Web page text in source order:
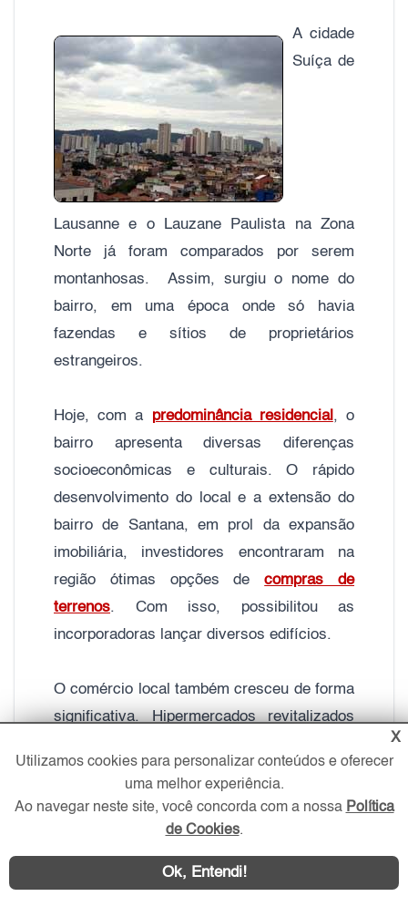
A cidade
Suíça de
Lausanne e o Lauzane Paulista na Zona
Norte já foram comparados por serem
montanhosas. Assim, surgiu o nome do
bairro, em uma época onde só havia
fazendas e sítios de proprietários
estrangeiros.
Hoje, com a predominância residencial , o
bairro apresenta diversas diferenças
socioeconômicas e culturais. O rápido
desenvolvimento do local e a extensão do
bairro de Santana, em prol da expansão
imobiliária, investidores encontraram na
região ótimas opções decompras de
terrenos. Com isso, possibilitou as
incorporadoras lançar diversos edifícios.
O comércio local também cresceu de forma
significativa. Hipermercados revitalizados
mais nobres, como
Tremembé
dentre outros. Inaugurado em
2007, o Santana Parque Shopping,
proporcionou valorização em todo o seu
X
Utilizamos cookies para personalizar conteúdos e oferecer
uma melhor experiência.
Ao navegar neste site, você concorda com a nossa Política
de Cookies.
Ok, Entendi!